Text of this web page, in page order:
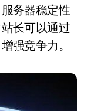
务器稳定性
长可以通过
强竞争力。